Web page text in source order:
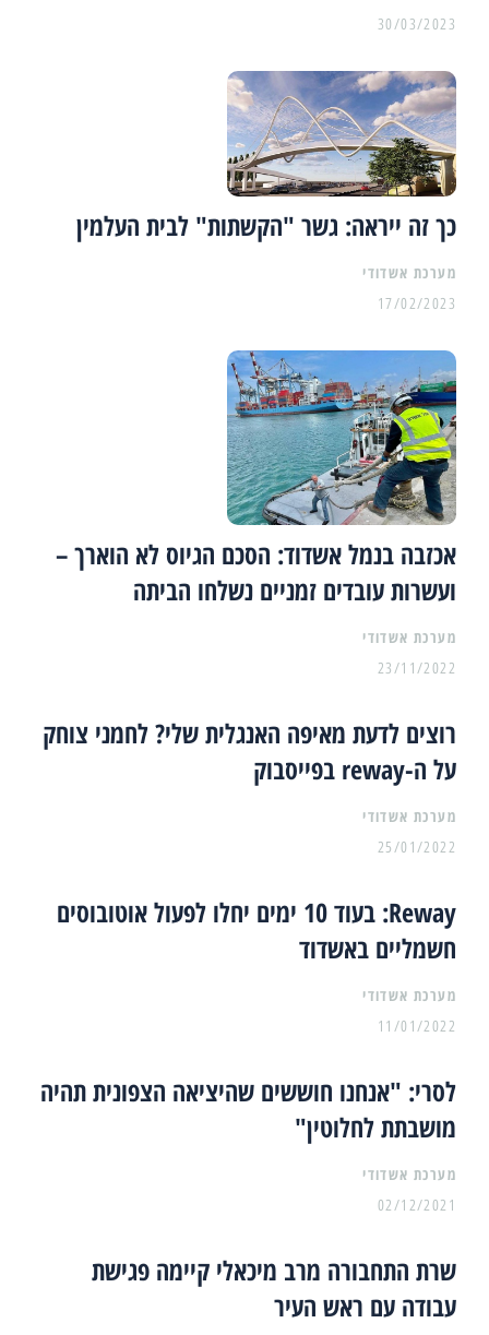
30/03/2023
כך זה ייראה: גשר "הקשתות" לבית העלמין
מערכת אשדודי
17/02/2023
אכזבה בנמל אשדוד: הסכם הגיוס לא הוארך –
ועשרות עובדים זמניים נשלחו הביתה
מערכת אשדודי
23/11/2022
רוצים לדעת מאיפה האנגלית שלי? לחמני צוחק
על ה-reway בפייסבוק
מערכת אשדודי
25/01/2022
Reway: בעוד 10 ימים יחלו לפעול אוטובוסים
חשמליים באשדוד
מערכת אשדודי
11/01/2022
לסרי: "אנחנו חוששים שהיציאה הצפונית תהיה
מושבתת לחלוטין"
מערכת אשדודי
02/12/2021
שרת התחבורה מרב מיכאלי קיימה פגישת
עבודה עם ראש העיר